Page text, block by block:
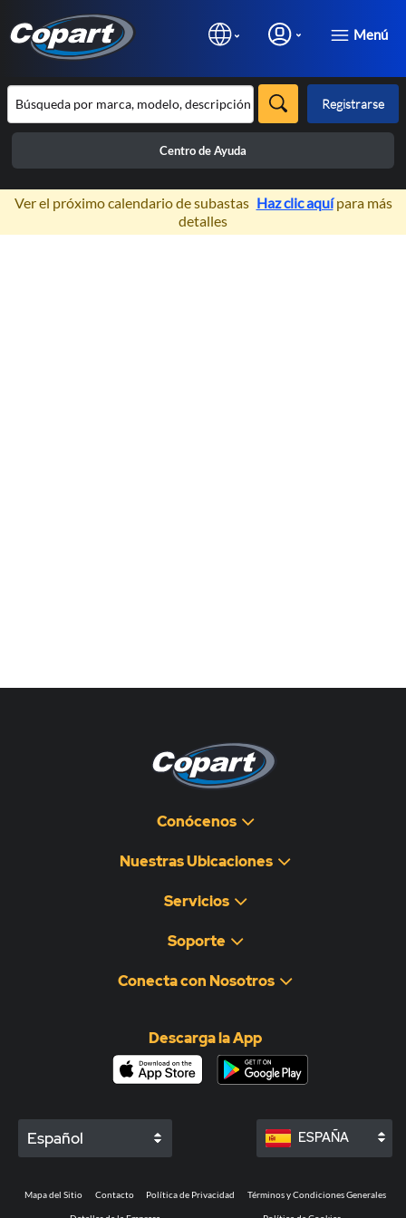
Menú
Registrarse
Centro de Ayuda
×
Ver el próximo calendario de subastas Haz clic aquípara más
detalles
Conócenos
Nuestras Ubicaciones
Servicios
Soporte
Conecta con Nosotros
Descarga la App
Español ESPAÑA
Mapa del Sitio Contacto Política de Privacidad Términos y Condiciones Generales